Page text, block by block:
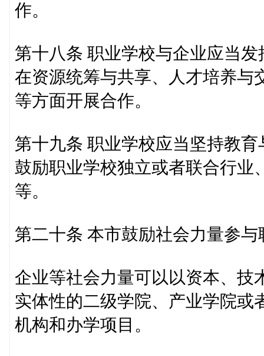
作。
第十八条 职业学校与企业应当
在资源统筹与共享、人才培养与
等方面开展合作。
第十九条 职业学校应当坚持教
鼓励职业学校独立或者联合行业
等。
第二十条 本市鼓励社会力量参
企业等社会力量可以以资本、技
实体性的二级学院、产业学院或
机构和办学项目。